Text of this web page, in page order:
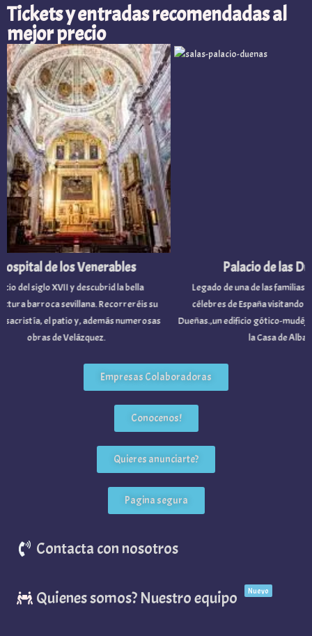
Tickets y entradas recomendadas al
mejor precio
Palacio de las
Legado de una de las familias
célebres de España visitando el
Dueñas.,un edificio gótico-
la Casa de Alba.
de los Venerables
del siglo XVII y descubrid la bella
barroca sevillana. Recorreréis su
el patio y, además numerosas
obras de Velázquez.
Empresas Colaboradoras
Conocenos!
Quieres anunciarte?
Pagina segura
Contacta con nosotros
Quienes somos? Nuestro equipo Nuevo